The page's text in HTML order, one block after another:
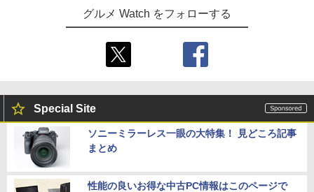
グルメ Watch をフォローする
Special Site
ソニーミラーレス一眼の大特集！ 見どころ記事
まとめ
性能の良いお得な中古PC情報はこのページで